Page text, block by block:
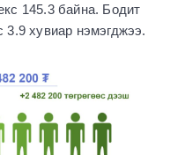
145.3 байна. Бодит
3.9 хувиар нэмэгджээ.